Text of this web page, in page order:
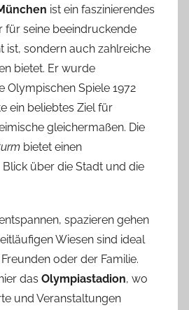
ist ein faszinierendes
für seine beeindruckende
ist, sondern auch zahlreiche
bietet. Er wurde
Olympischen Spiele 1972
ein beliebtes Ziel für
gleichermaßen. Die
bietet einen
über die Stadt und die
spazieren gehen
Wiesen sind ideal
oder der Familie.
das Olympiastadion, wo
und Veranstaltungen